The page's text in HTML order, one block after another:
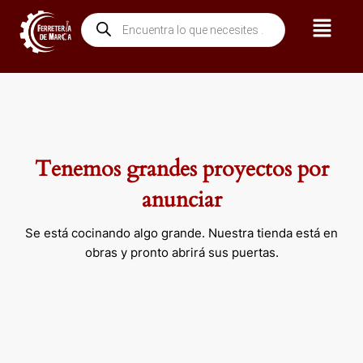
contenido
Búsqueda
de
productos
Menú
Tenemos grandes proyectos por
anunciar
Se está cocinando algo grande. Nuestra tienda está en
obras y pronto abrirá sus puertas.